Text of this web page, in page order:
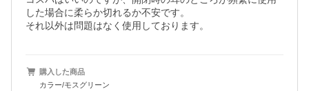
した場合に柔らか切れるか不安です。
それ以外は問題はなく使用しております。
購入した商品
カラー/モスグリーン